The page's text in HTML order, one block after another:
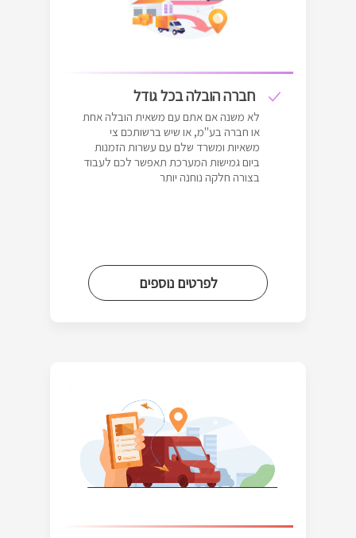
חברה הובלה בכל גודל
לא משנה אם אתם עם משאית הובלה אחת
או חברה בע"מ, או שיש ברשותכם צי
משאיות ומשרד שלם עם עשרות הזמנות
ביום גמישות המערכת תאפשר לכם לעבוד
בצורה חלקה נוחנה יותר
לפרטים נוספים